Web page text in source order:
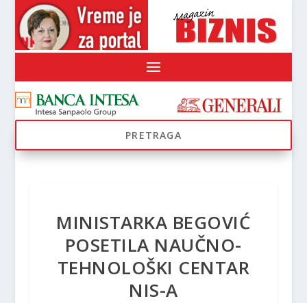
MINISTARKA BEGOVIĆ
POSETILA NAUČNO-
TEHNOLOŠKI CENTAR
NIS-A